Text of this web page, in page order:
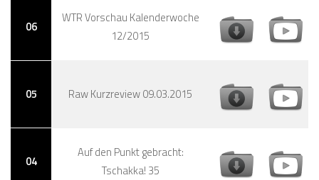
06
WTR Vorschau Kalenderwoche
12/2015
05 Raw Kurzreview 09.03.2015
04
Auf den Punkt gebracht:
Tschakka! 35